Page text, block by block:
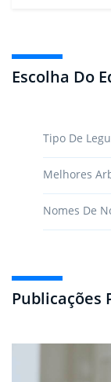
Escolha Do
Tipo De
Melhores
Nomes De
Publicações